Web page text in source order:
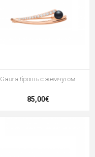
Gaura брошь с жемчугом
85,00€